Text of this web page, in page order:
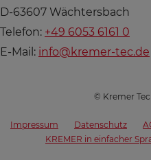
D-63607 Wächtersbach
Telefon: +49 6053 6161 0
E-Mail: info@kremer-tec.de
© Kremer
Impressum Datenschutz
KREMER in einfacher